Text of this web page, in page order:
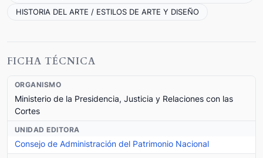
HISTORIA DEL ARTE / ESTILOS DE ARTE Y DISEÑO
FICHA TÉCNICA
ORGANISMO
Ministerio de la Presidencia, Justicia y Relaciones con las
Cortes
UNIDAD EDITORA
Consejo de Administración del Patrimonio Nacional